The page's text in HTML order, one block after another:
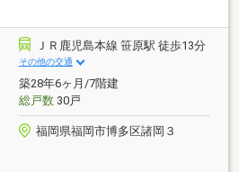
ＪＲ鹿児島本線 笹原駅 徒歩13分
その他の交通
築28年6ヶ月/7階建
総戸数30戸
福岡県福岡市博多区諸岡３